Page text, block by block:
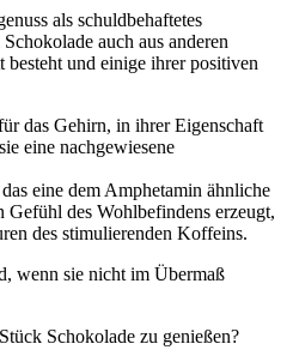
als schuldbehaftetes
auch aus anderen
und einige ihrer positiven
das Gehirn, in ihrer Eigenschaft
eine nachgewiesene
eine dem Amphetamin ähnliche
Gefühl des Wohlbefindens erzeugt,
des stimulierenden Koffeins.
wenn sie nicht im Übermaß
Schokolade zu genießen?